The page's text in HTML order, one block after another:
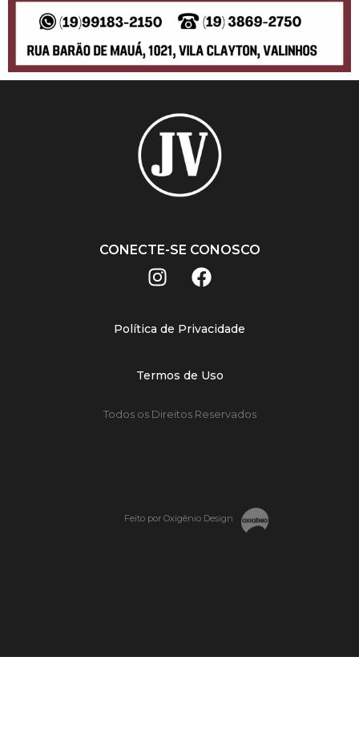
CONECTE-SE CONOSCO
Política de Privacidade
Termos de Uso
Todos os Direitos Reservados
Feito por Oxigênio Design